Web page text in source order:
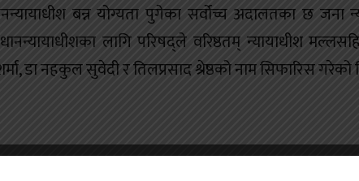
बन्न योग्यता पुगेका सर्वोच्च अदालतका छ जना
लागि परिषद्ले वरिष्ठतम् न्यायाधीश
डा नहकुल सुवेदी र तिलप्रसाद श्रेष्ठको नाम सिफारिस गरेको